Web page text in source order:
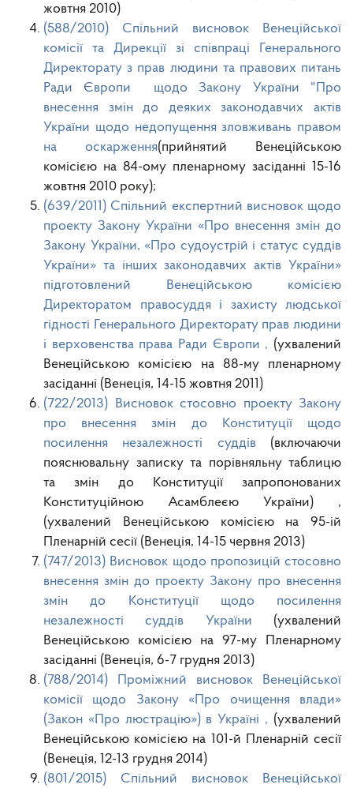
жовтня 2010)
(588/2010) Спільний висновок Венеційської
комісії та Дирекції зі співпраці Генерального
Директорату з прав людини та правових питань
Ради Європи щодо Закону України "Про
внесення змін до деяких законодавчих актів
України щодо недопущення зловживань правом
на оскарження(прийнятий Венеційською
комісією на 84-ому пленарному засіданні 15-16
жовтня 2010 року);
(639/2011) Спільний експертний висновок щодо
проекту Закону України «Про внесення змін до
Закону України, «Про судоустрій і статус суддів
України» та інших законодавчих актів України»
підготовлений Венеційською комісією
Директоратом правосуддя і захисту людської
гідності Генерального Директорату прав людини
і верховенства права Ради Європи , (ухвалений
Венеційською комісією на 88-му пленарному
засіданні (Венеція, 14-15 жовтня 2011)
(722/2013) Висновок стосовно проекту Закону
про внесення змін до Конституції щодо
посилення незалежності суддів(включаючи
пояснювальну записку та порівняльну таблицю
та змін до Конституції запропонованих
Конституційною Асамблеєю України) ,
(ухвалений Венеційською комісією на 95-ій
Пленарній сесії (Венеція, 14-15 червня 2013)
(747/2013) Висновок щодо пропозицій стосовно
внесення змін до проекту Закону про внесення
змін до Конституції щодо посилення
незалежності суддів України (ухвалений
Венеційською комісією на 97-му Пленарному
засіданні (Венеція, 6-7 грудня 2013)
(788/2014) Проміжний висновок Венеційської
комісії щодо Закону «Про очищення влади»
(Закон «Про люстрацію») в Україні , (ухвалений
Венеційською комісією на 101-й Пленарній сесії
(Венеція, 12-13 грудня 2014)
(801/2015) Спільний висновок Венеційської